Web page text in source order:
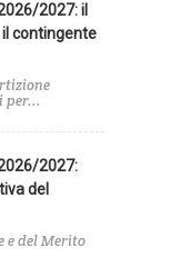
2027: il
contingente
per...
2027:
del
e del Merito